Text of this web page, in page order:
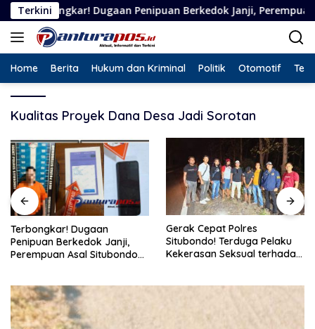
Langsung
ke
konten
Terkini
Dugaan Penipuan Berkedok Janji, Perempuan Asal
Home Berita Hukum dan Kriminal Politik Otomotif
Kualitas Proyek Dana Desa Jadi Sorotan
Terbongkar! Dugaan
Penipuan Berkedok Janji,
Perempuan Asal Situbondo
Gerak Cepat Polres
Situbondo! Terduga Pelaku
Kekerasan Seksual terhadap